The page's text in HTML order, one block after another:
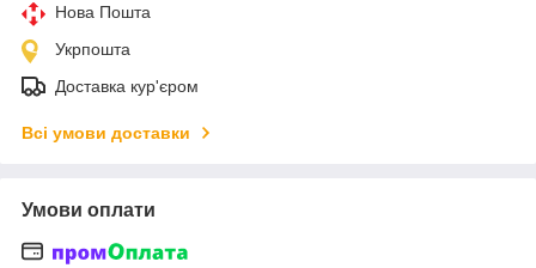
Нова Пошта
Укрпошта
Доставка кур'єром
Всі умови доставки
Умови оплати